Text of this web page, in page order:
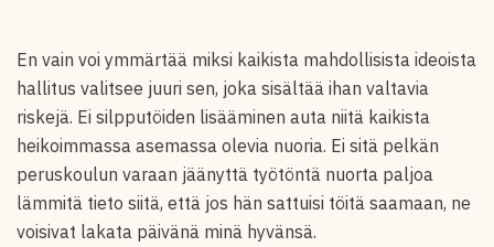
En vain voi ymmärtää miksi kaikista mahdollisista ideoista
hallitus valitsee juuri sen, joka sisältää ihan valtavia
riskejä. Ei silpputöiden lisääminen auta niitä kaikista
heikoimmassa asemassa olevia nuoria. Ei sitä pelkän
peruskoulun varaan jäänyttä työtöntä nuorta paljoa
lämmitä tieto siitä, että jos hän sattuisi töitä saamaan, ne
voisivat lakata päivänä minä hyvänsä.